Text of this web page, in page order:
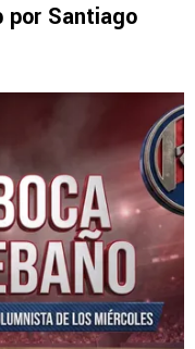
por Santiago